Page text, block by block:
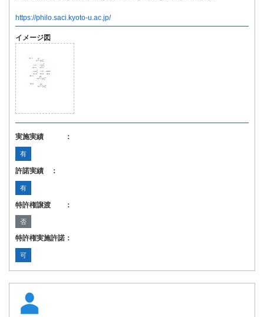
https://philo.saci.kyoto-u.ac.jp/
イメージ図
実施実績 ：
有
許諾実績 ：
有
特許権譲渡 ：
否
特許権実施許諾：
可